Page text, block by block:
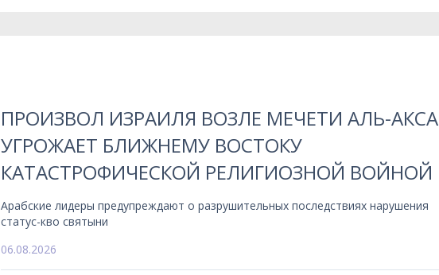
ПРОИЗВОЛ ИЗРАИЛЯ ВОЗЛЕ МЕЧЕТИ АЛЬ-АКСА
УГРОЖАЕТ БЛИЖНЕМУ ВОСТОКУ
КАТАСТРОФИЧЕСКОЙ РЕЛИГИОЗНОЙ ВОЙНОЙ
Арабские лидеры предупреждают о разрушительных последствиях нарушения
статус-кво святыни
06.08.2026